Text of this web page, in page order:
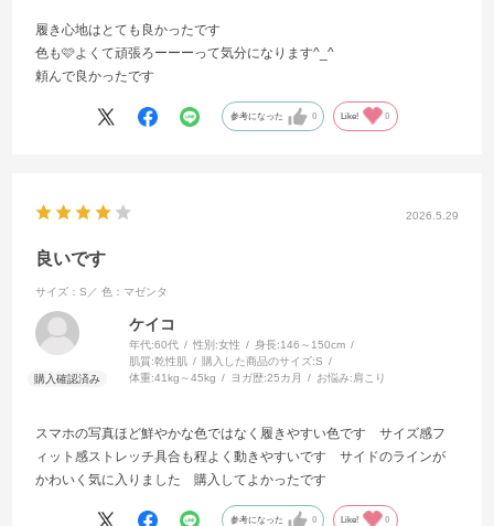
履き心地はとても良かったです
色も🩷よくて頑張ろーーーって気分になります^_^
頼んで良かったです
参考になった 0 Like! 0
2026.5.29
良いです
サイズ：S／ 色：マゼンタ
ケイコ
年代:60代 性別:女性 身長:146～150cm
肌質:乾性肌 購入した商品のサイズ:S
体重:41kg～45kg ヨガ歴:25カ月 お悩み:肩こり
スマホの写真ほど鮮やかな色ではなく履きやすい色です サイズ感フ
ィット感ストレッチ具合も程よく動きやすいです サイドのラインが
かわいく気に入りました 購入してよかったです
参考になった 0 Like! 0